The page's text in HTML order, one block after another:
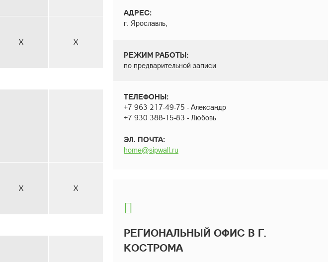
X X
X X
АДРЕС:
г. Ярославль,
РЕЖИМ РАБОТЫ:
по предварительной записи
ТЕЛЕФОНЫ:
+7 963 217-49-75 - Александр
+7 930 388-15-83 - Любовь
ЭЛ. ПОЧТА:
home@sipwall.ru
РЕГИОНАЛЬНЫЙ ОФИС В Г.
КОСТРОМА